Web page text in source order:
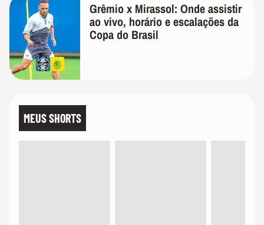
Grêmio x Mirassol: Onde assistir
ao vivo, horário e escalações da
Copa do Brasil
MEUS SHORTS